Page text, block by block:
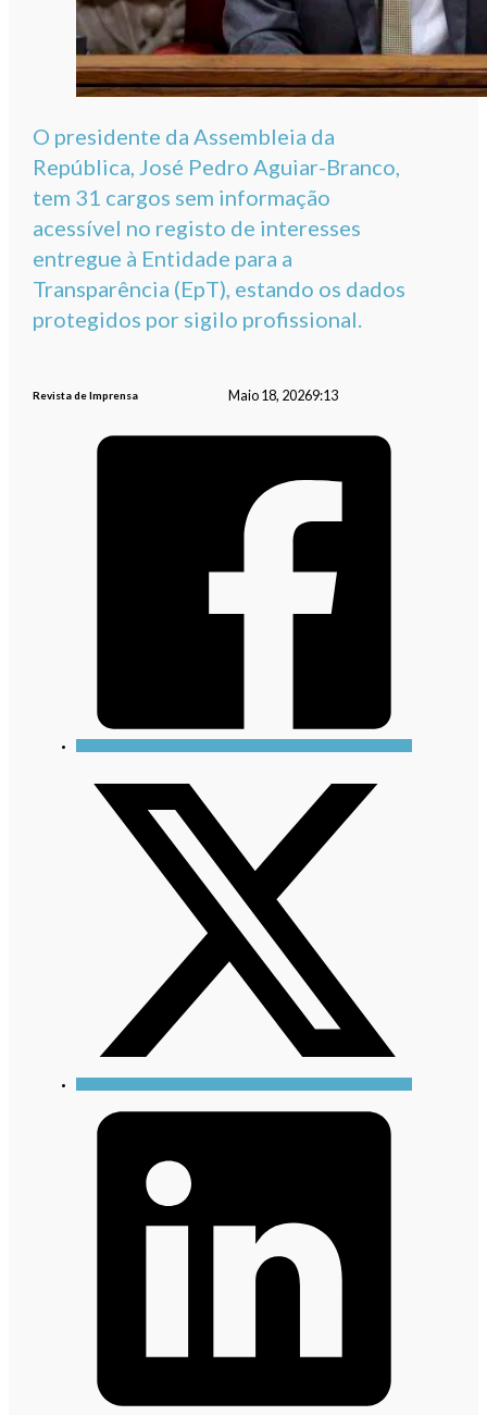
O presidente da Assembleia da
República, José Pedro Aguiar-Branco,
tem 31 cargos sem informação
acessível no registo de interesses
entregue à Entidade para a
Transparência (EpT), estando os dados
protegidos por sigilo profissional.
Revista de Imprensa Maio 18, 20269:13